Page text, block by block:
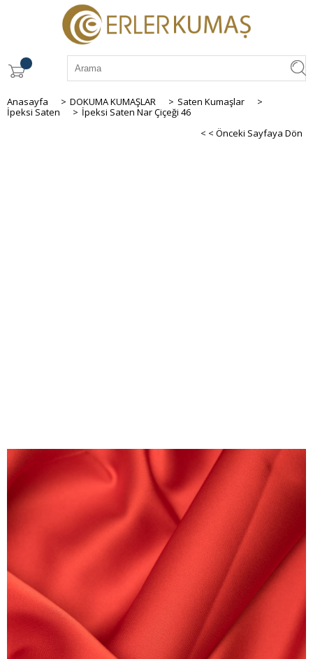
Anasayfa > DOKUMA KUMAŞLAR > Saten Kumaşlar
>
İpeksi Saten
> İpeksi Saten Nar Çiçeği 46
< < Önceki Sayfaya Dön